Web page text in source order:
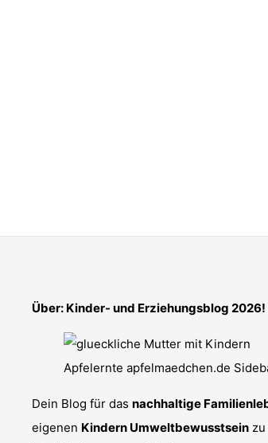
Über: Kinder- und Erziehungsblog 2026!
Dein Blog für das nachhaltige
eigenen Kindern Umweltbewusstsein